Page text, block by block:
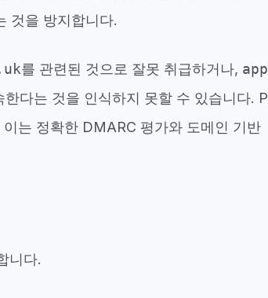
것을 방지합니다.
를 관련된 것으로 잘못 취급하거나, app
다는 것을 인식하지 못할 수 있습니다. P
는 정확한 DMARC 평가와 도메인 기반
니다.